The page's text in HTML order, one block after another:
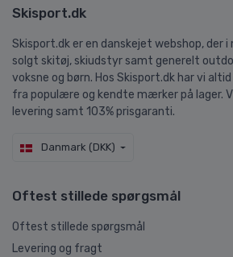
Skisport.dk
Skisport.dk er en danskejet webshop, der i
solgt skitøj, skiudstyr samt generelt
voksne og børn. Hos Skisport.dk har vi
fra populære og kendte mærker på lager.
levering samt 103% prisgaranti.
Danmark (DKK)
Oftest stillede spørgsmål
Oftest stillede spørgsmål
Levering og fragt